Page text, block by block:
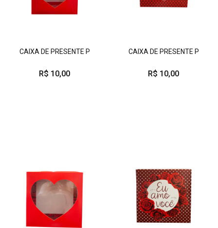
CAIXA DE PRESENTE P
R$ 10,00
CAIXA DE PRESENTE P
R$ 10,00